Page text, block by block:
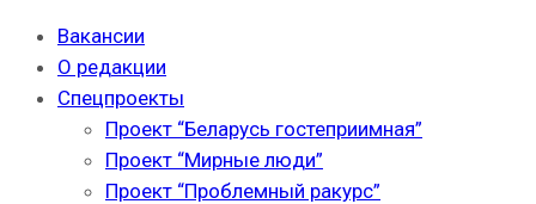
Вакансии
О редакции
Спецпроекты
Проект “Беларусь гостеприимная”
Проект “Мирные люди”
Проект “Проблемный ракурс”